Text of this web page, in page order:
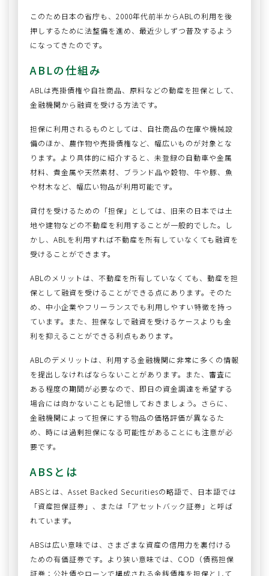
このため日本の省庁も、2000年代前半からABLの利用を後
押しするために法整備を進め、最近少しずつ普及するよう
になってきたのです。
ABLの仕組み
ABLは売掛債権や自社商品、原料などの動産を担保として、
金融機関から融資を受ける方法です。
担保に利用されるものとしては、自社商品の在庫や機械設
備のほか、農作物や売掛債権など、幅広いものが対象とな
ります。より具体的に紹介すると、未登録の自動車や金属
材料、貴金属や天然素材、ブランド品や穀物、牛や豚、魚
や材木など、幅広い物品が利用可能です。
貸付を受けるための「担保」としては、旧来の日本では土
地や建物などの不動産を利用することが一般的でした。し
かし、ABLを利用すれば不動産を所有していなくても融資を
受けることができます。
ABLのメリットは、不動産を所有していなくても、動産を担
保として融資を受けることができる点にあります。そのた
め、中小企業やフリーランスでも利用しやすい特徴を持っ
ています。また、担保なしで融資を受けるケースよりも金
利を抑えることができる利点もあります。
ABLのデメリットは、利用する金融機関に非常に多くの情報
を提出しなければならないことがあります。また、審査に
ある程度の期間が必要なので、即日の資金調達を希望する
場合には向かないことも記憶しておきましょう。さらに、
金融機関によって担保にする物品の価格評価が異なるた
め、時には過剰担保になる可能性があることにも注意が必
要です。
ABSとは
ABSとは、Asset Backed Securitiesの略語で、日本語では
「資産担保証券」、または「アセットバック証券」と呼ば
れています。
ABSは広い意味では、さまざまな資産の信用力を裏付ける
ための有価証券です。より狭い意味では、COD（債務担保
証券：公社債やローンで構成される金銭債権を担保として